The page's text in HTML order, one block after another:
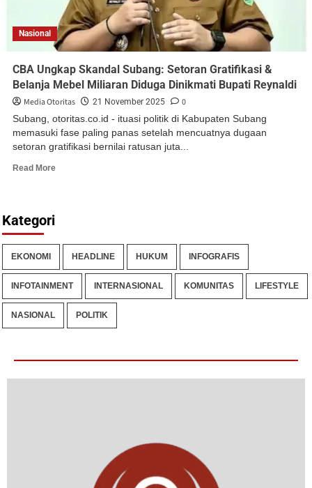
Nasional
CBA Ungkap Skandal Subang: Setoran Gratifikasi &
Belanja Mebel Miliaran Diduga Dinikmati Bupati Reynaldi
Media Otoritas 21 November 2025 0
Subang, otoritas.co.id - ituasi politik di Kabupaten Subang
memasuki fase paling panas setelah mencuatnya dugaan
setoran gratifikasi bernilai ratusan juta...
Read More
Kategori
EKONOMI HEADLINE HUKUM INFOGRAFIS
INFOTAINMENT INTERNASIONAL KOMUNITAS LIFESTYLE
NASIONAL POLITIK